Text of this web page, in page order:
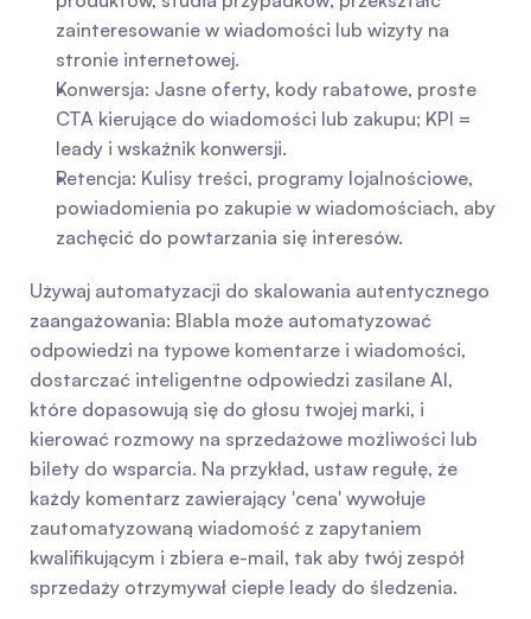
zainteresowanie w wiadomości lub wizyty na
stronie internetowej.
Konwersja: Jasne oferty, kody rabatowe, proste
CTA kierujące do wiadomości lub zakupu; KPI =
leady i wskaźnik konwersji.
Retencja: Kulisy treści, programy lojalnościowe,
powiadomienia po zakupie w wiadomościach, aby
zachęcić do powtarzania się interesów.
Używaj automatyzacji do skalowania autentycznego
zaangażowania: Blabla może automatyzować
odpowiedzi na typowe komentarze i wiadomości,
dostarczać inteligentne odpowiedzi zasilane AI,
które dopasowują się do głosu twojej marki, i
kierować rozmowy na sprzedażowe możliwości lub
bilety do wsparcia. Na przykład, ustaw regułę, że
każdy komentarz zawierający 'cena' wywołuje
zautomatyzowaną wiadomość z zapytaniem
kwalifikującym i zbiera e-mail, tak aby twój zespół
sprzedaży otrzymywał ciepłe leady do śledzenia.